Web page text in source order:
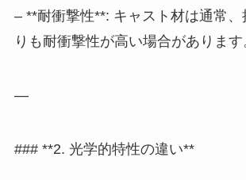
– **耐衝撃性**: キャスト材は通常、
りも耐衝撃性が高い場合があります
—
### **2. 光学的特性の違い**